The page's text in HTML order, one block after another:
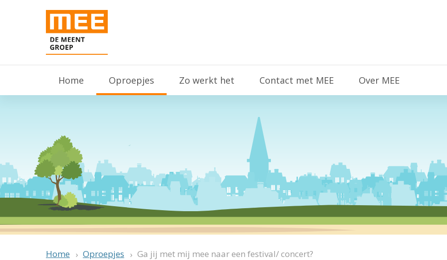
Home Oproepjes Zo werkt het Contact met MEE Over MEE
Home Oproepjes Ga jij met mij mee naar een festival/ concert?